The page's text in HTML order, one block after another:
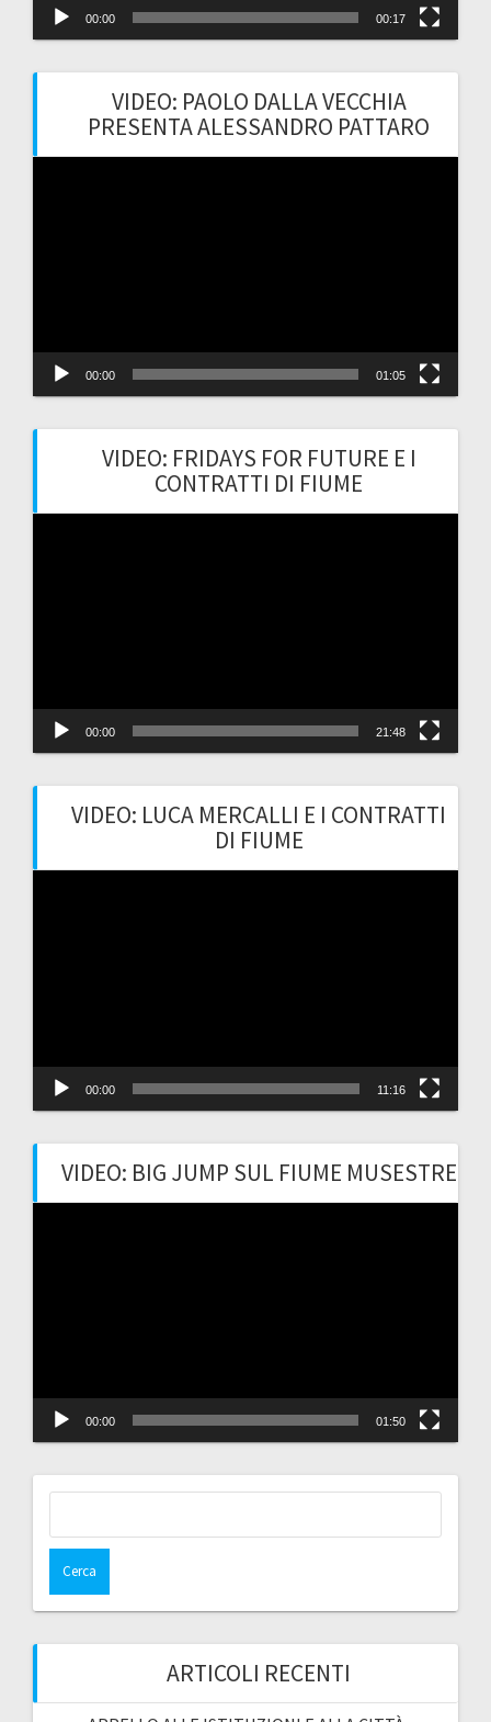
00:00 00:17
VIDEO: PAOLO DALLA VECCHIA
PRESENTA ALESSANDRO PATTARO
00:00 01:05
VIDEO: FRIDAYS FOR FUTURE E I
CONTRATTI DI FIUME
00:00 21:48
VIDEO: LUCA MERCALLI E I CONTRATTI
DI FIUME
00:00 11:16
VIDEO: BIG JUMP SUL FIUME MUSESTRE
00:00 01:50
ARTICOLI RECENTI